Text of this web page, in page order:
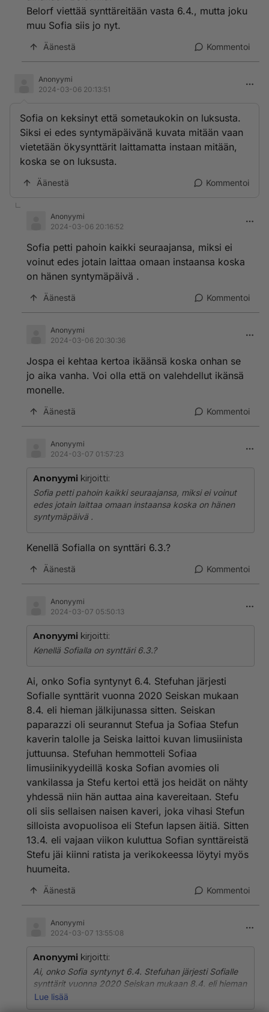
Belorf viettää synttäreitään vasta 6.4., mutta joku
muu Sofia siis jo nyt.
Äänestä Kommentoi
Anonyymi
2024-03-06 20:13:51
Sofia on keksinyt että sometaukokin on luksusta.
Siksi ei edes syntymäpäivänä kuvata mitään vaan
vietetään ökysynttärit laittamatta instaan mitään,
koska se on luksusta.
Äänestä Kommentoi
Anonyymi
2024-03-06 20:16:52
Sofia petti pahoin kaikki seuraajansa, miksi ei
voinut edes jotain laittaa omaan instaansa koska
on hänen syntymäpäivä .
Äänestä Kommentoi
Anonyymi
2024-03-06 20:30:36
Jospa ei kehtaa kertoa ikäänsä koska onhan se
jo aika vanha. Voi olla että on valehdellut ikänsä
monelle.
Äänestä Kommentoi
Anonyymi
2024-03-07 01:57:23
Anonyymi kirjoitti:
Sofia petti pahoin kaikki seuraajansa, miksi ei voinut
edes jotain laittaa omaan instaansa koska on hänen
syntymäpäivä .
Kenellä Sofialla on synttäri 6.3.?
Äänestä Kommentoi
Anonyymi
2024-03-07 05:50:13
Anonyymi kirjoitti:
Kenellä Sofialla on synttäri 6.3.?
Ai, onko Sofia syntynyt 6.4. Stefuhan järjesti
Sofialle synttärit vuonna 2020 Seiskan mukaan
8.4. eli hieman jälkijunassa sitten. Seiskan
paparazzi oli seurannut Stefua ja Sofiaa Stefun
kaverin talolle ja Seiska laittoi kuvan limusiinista
juttuunsa. Stefuhan hemmotteli Sofiaa
limusiinikyydeillä koska Sofian avomies oli
vankilassa ja Stefu kertoi että jos heidät on nähty
yhdessä niin hän auttaa aina kavereitaan. Stefu
oli siis sellaisen naisen kaveri, joka vihasi Stefun
silloista avopuolisoa eli Stefun lapsen äitiä. Sitten
13.4. eli vajaan viikon kuluttua Sofian synttäreistä
Stefu jäi kiinni ratista ja verikokeessa löytyi myös
huumeita.
Äänestä Kommentoi
Anonyymi
2024-03-07 13:55:08
Anonyymi kirjoitti:
Ai, onko Sofia syntynyt 6.4. Stefuhan järjesti Sofialle
synttärit vuonna 2020 Seiskan mukaan 8.4. eli hieman
jälkijunassa sitten. Seiskan paparazzi oli seurannut
Stefua ja Sofiaa Stefun kaverin talolle ja Seiska laittoi
Lue lisää